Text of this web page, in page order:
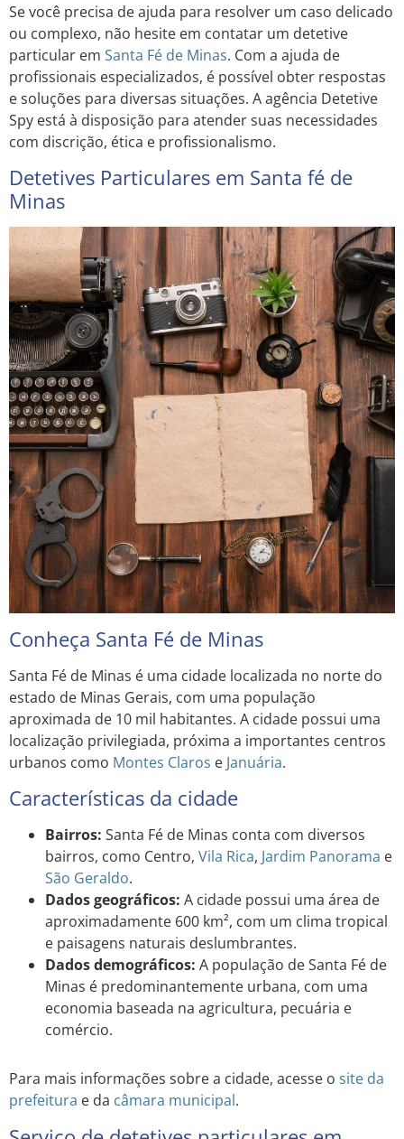
Se você precisa de ajuda para resolver um caso delicado
ou complexo, não hesite em contatar um detetive
particular em Santa Fé de Minas. Com a ajuda de
profissionais especializados, é possível obter respostas
e soluções para diversas situações. A agência Detetive
Spy está à disposição para atender suas necessidades
com discrição, ética e profissionalismo.
Detetives Particulares em Santa fé de
Minas
Conheça Santa Fé de Minas
Santa Fé de Minas é uma cidade localizada no norte do
estado de Minas Gerais, com uma população
aproximada de 10 mil habitantes. A cidade possui uma
localização privilegiada, próxima a importantes centros
urbanos como Montes Claros e Januária.
Características da cidade
Bairros: Santa Fé de Minas conta com diversos
bairros, como Centro, Vila Rica, Jardim Panorama e
São Geraldo.
Dados geográficos: A cidade possui uma área de
aproximadamente 600 km², com um clima tropical
e paisagens naturais deslumbrantes.
Dados demográficos: A população de Santa Fé de
Minas é predominantemente urbana, com uma
economia baseada na agricultura, pecuária e
comércio.
Para mais informações sobre a cidade, acesse o site da
prefeitura e da câmara municipal.